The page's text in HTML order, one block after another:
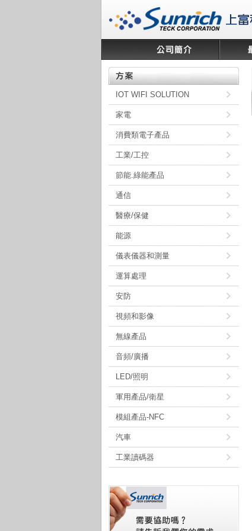
IOT WIFI SOLUTION
家電
消費類電子產品
工業/工控
節能.綠能產品
通信
醫療/保健
能源
儀表儀器和測量
運算處理
安防
視頻和影像
無線產品
音頻/廣播
LED/照明
軍用產品/衛星
模組產品-NFC
汽車
工業讀碼器